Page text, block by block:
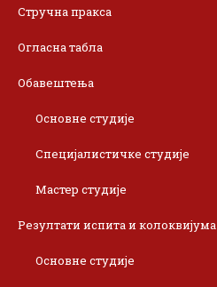
Стручна пракса
Огласна табла
Обавештења
Основне студије
Специјалистичке студије
Мастер студије
Резултати испита и колоквијума
Основне студије